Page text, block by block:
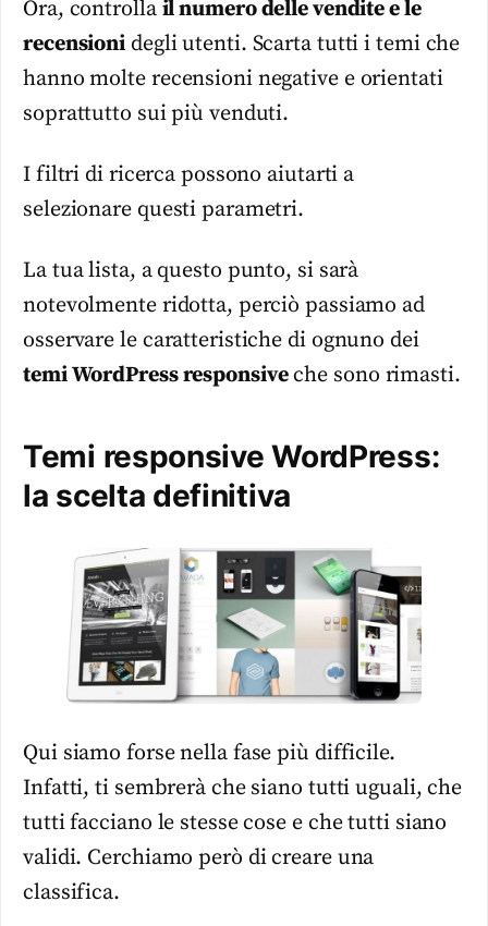
Ora, controlla il numero delle vendite e le
recensioni degli utenti. Scarta tutti itemiche
hanno molte recensioni negative e orientati
soprattutto sui più venduti.
I filtri di ricerca possono aiutarti a
selezionare questi parametri.
La tua lista, a questo punto, si sarà
notevolmente ridotta, perciò passiamo ad
osservare le caratteristiche di ognuno dei
temiWordPressresponsiveche sono rimasti.
Temi responsive WordPress:
la scelta definitiva
Qui siamo forse nella fase più difficile.
Infatti, ti sembrerà che siano tutti uguali, che
tutti facciano le stesse cose e che tutti siano
validi. Cerchiamo però di creare una
classifica.